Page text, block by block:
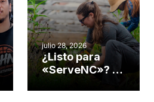
julio 28, 2026
¿Listo para
«ServeNC»? 4